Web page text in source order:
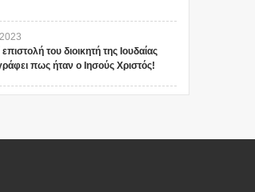
2023
του διοικητή της Ιουδαίας
πως ήταν ο Ιησούς Χριστός!